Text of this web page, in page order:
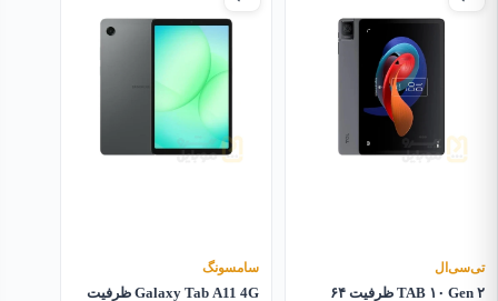
تی‌سی‌ال
TAB ۱۰ Gen ۲ ظرفیت ۶۴
سامسونگ
Galaxy Tab A11 4G ظرفیت